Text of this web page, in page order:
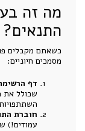
מה זה
התנאים?
כשאתם מקבלים
מסמכים חיוניים:
דף
שכולל את
חוברת
עמודים!)